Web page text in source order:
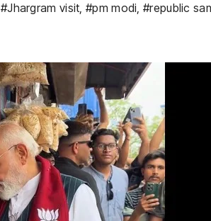
#Jhargram visit,#pm modi,#republic